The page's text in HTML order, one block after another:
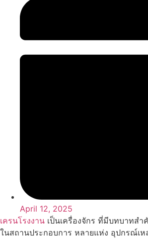
April 12, 2025
เครนโรงงาน เป็นเครื่องจักร ที่มีบทบาทส
ในสถานประกอบการ หลายแห่ง อุปกรณ์เ